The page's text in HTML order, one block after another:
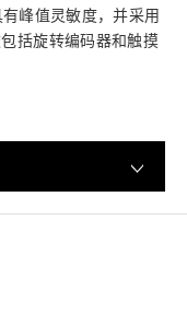
峰值灵敏度，并采用
括旋转编码器和触摸